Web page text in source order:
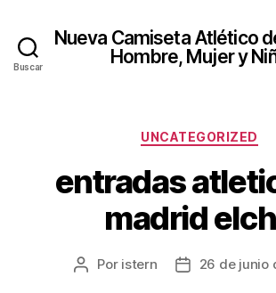
Buscar
Nueva Camiseta Atlético
Hombre, Mujer y
Categorías
UNCATEGORIZED
entradas
madrid
Autor
Por istern
Fecha26 de junio